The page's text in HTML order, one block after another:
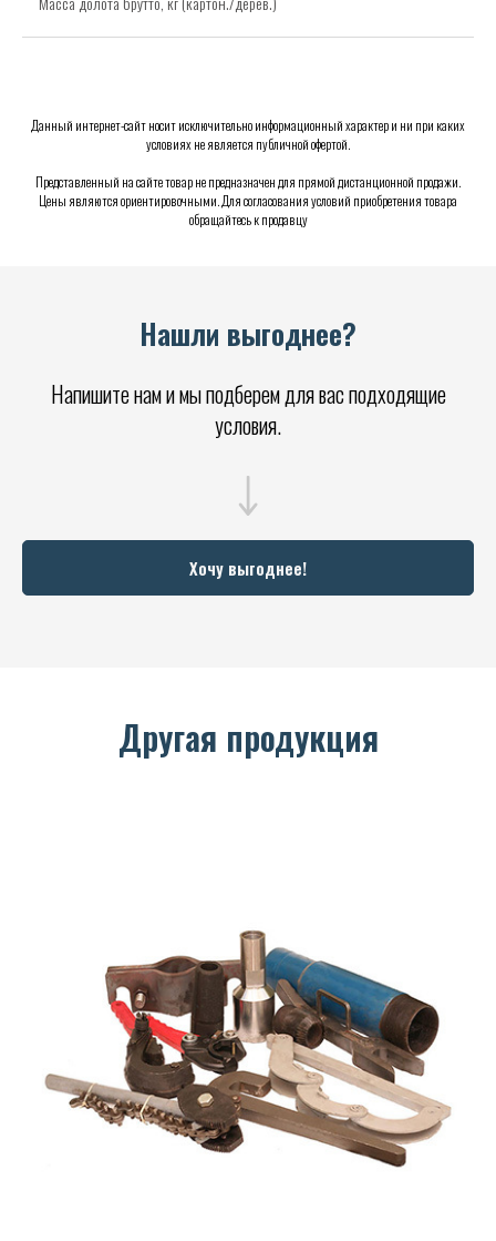
Данный интернет-сайт носит исключительно информационный характер и ни при каких
условиях не является публичной офертой.
Представленный на сайте товар не предназначен для прямой дистанционной продажи.
Цены являются ориентировочными. Для согласования условий приобретения товара
обращайтесь к продавцу
Нашли выгоднее?
Напишите нам и мы подберем для вас подходящие
условия.
Хочу выгоднее!
Другая продукция